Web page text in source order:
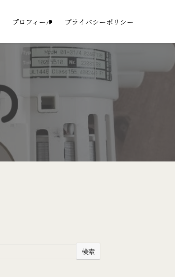
プロフィール プライバシーポリシー
検索